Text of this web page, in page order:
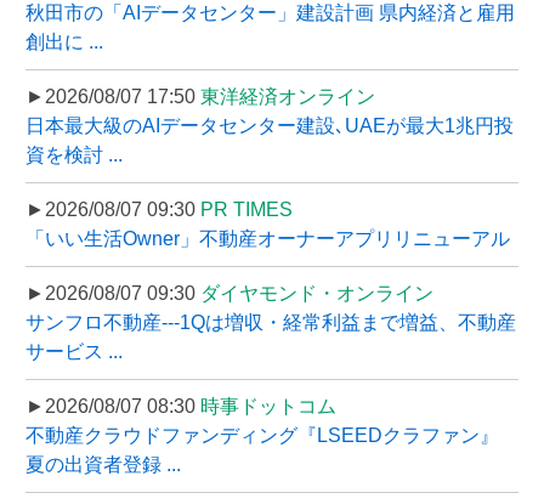
秋田市の「AIデータセンター」建設計画 県内経済と雇用
創出に ...
►2026/08/07 17:50 東洋経済オンライン
日本最大級のAIデータセンター建設､UAEが最大1兆円投
資を検討 ...
►2026/08/07 09:30 PR TIMES
「いい生活Owner」不動産オーナーアプリリニューアル
►2026/08/07 09:30 ダイヤモンド・オンライン
サンフロ不動産---1Qは増収・経常利益まで増益、不動産
サービス ...
►2026/08/07 08:30 時事ドットコム
不動産クラウドファンディング『LSEEDクラファン』
夏の出資者登録 ...